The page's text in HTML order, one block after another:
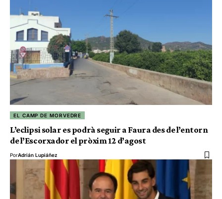
EL CAMP DE MORVEDRE
L’eclipsi solar es podrà seguir a Faura des de l’entorn
de l’Escorxador el pròxim 12 d’agost
PorAdrián Lupiáñez